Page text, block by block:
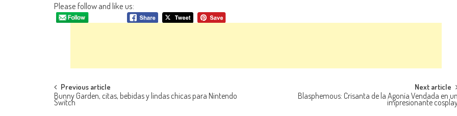
Please follow and like us:
Navegación de entradas
Previous article
Bunny Garden, citas, bebidas y lindas chicas para Nintendo
Switch
Next article
Blasphemous: Crisanta de la Agonía Vendada en un
impresionante